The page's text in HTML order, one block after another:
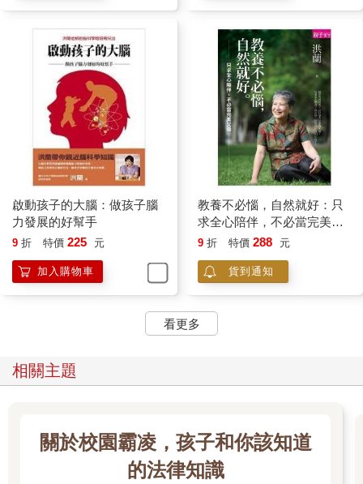
（質），結果發現在十五個月大時，親子依附關係
（attachment）好、聯結強的寶寶在二歲大時的睡眠品質和量都
很好；一歲時，睡眠狀況好的寶寶在十八個月、二歲和四歲時的
大腦執行功能強，因為大腦在第四階段的睡眠時，分泌生長激
素、血清張素和正腎上腺素，後二者跟大腦的學習有直接的關
係，尤其血清張素不但跟記憶有關，也和情緒的調控有關。由此
可知，睡眠和父母對待寶寶的方式，會直接影響大腦的執行功
坊間各式各樣育兒的書很多，父母在選購時，以有科學證據的為
主，不要愛他反而害了他。
究嗎？讓孩子背古詩的時候，需不需要給他解釋意思呢？《三字
不是問題，問題是要多小的小孩去讀它？古人是六歲左右進私
塾，等於我們現在的小學一年級，所以如果教六歲孩子念這些書
但是目前社會的現象卻是在幼兒的階段，甚至有孩子才二歲父母
就教他背，然後出來表演，博得眾人稱讚，這不是為孩子好，而
是為父母的虛榮心，很不足取。其實不懂而硬背，除了剝奪孩子
啟動孩子的大腦：做孩子腦
力發展的好幫手
9 折 特價 225 元
加入購物車
教養不必惱，自然就好：只
求全心陪伴，不必當完美父
母
9 折 特價 288 元
貨到通知
看更多
相關主題
關於校園霸凌，孩子和你該知道
的法律知識